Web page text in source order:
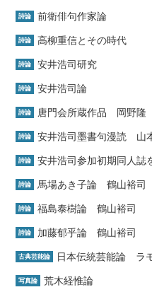
詩論 前衛俳句作家論
詩論 高柳重信とその時代
詩論 安井浩司研究
詩論 安井浩司論
詩論 唐門会所蔵作品 岡野隆
詩論 安井浩司墨書句漫読 山
詩論 安井浩司参加初期同人
詩論 馬場あき子論 鶴山裕司
詩論 福島泰樹論 鶴山裕司
詩論 加藤郁乎論 鶴山裕司
古典芸能論 日本伝統芸能論 ラ
写真論 荒木経惟論